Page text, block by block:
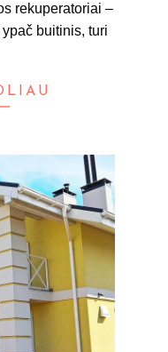
rekuperatoriai –
buitinis, turi